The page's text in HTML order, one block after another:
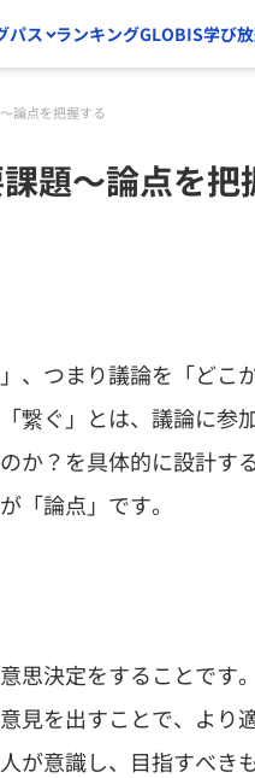
パス ランキングGLOBIS学び
論点を把握する
題～論点を把
、つまり議論を「ど
繋ぐ」とは、議論に参
か？を具体的に設計す
「論点」です。
思決定をすることです
見を出すことで、より
が意識し、目指すべき